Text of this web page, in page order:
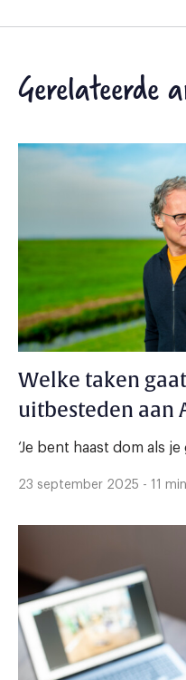
Gerelateerde
Welke taken
uitbesteden aan
‘Je bent haast dom als
23 september 2025 - 11